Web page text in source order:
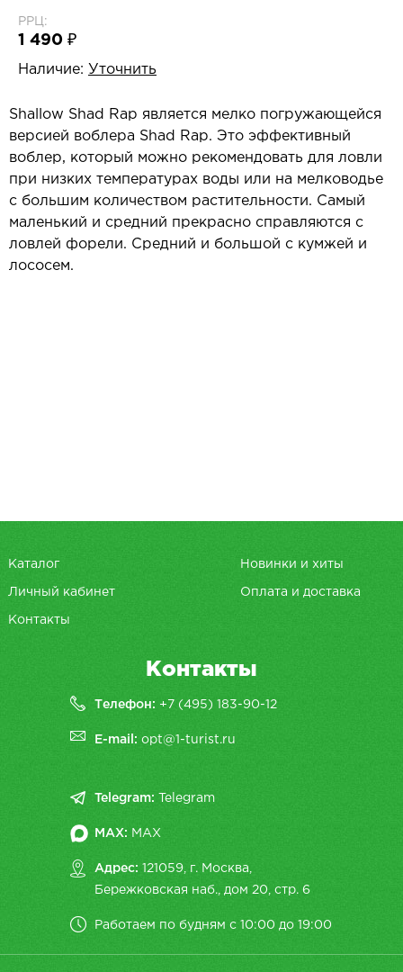
РРЦ:
1 490 ₽
Наличие: Уточнить
Shallow Shad Rap является мелко погружающейся
версией воблера Shad Rap. Это эффективный
воблер, который можно рекомендовать для ловли
при низких температурах воды или на мелководье
с большим количеством растительности. Самый
маленький и средний прекрасно справляются с
ловлей форели. Средний и большой с кумжей и
лососем.
Каталог Новинки и хиты
Личный кабинет Оплата и доставка
Контакты
Контакты
Телефон: +7 (495) 183-90-12
E-mail:opt@1-turist.ru
Telegram: Telegram
MAX: MAX
Адрес: 121059, г. Москва,
Бережковская наб., дом 20, cтр. 6
Работаем по будням с 10:00 до 19:00